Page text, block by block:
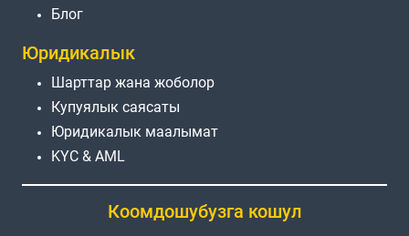
Блог
Юридикалык
Шарттар жана жоболор
Купуялык саясаты
Юридикалык маалымат
KYC & AML
Коомдошубузга кошул